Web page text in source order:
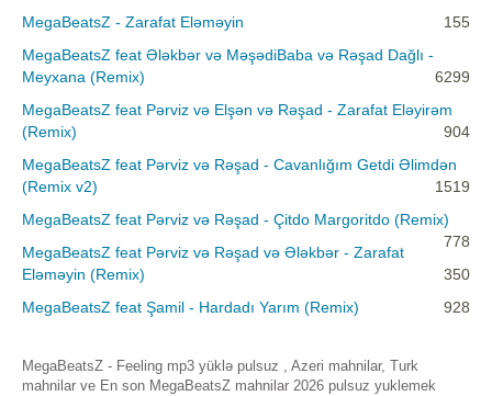
MegaBeatsZ - Zarafat Eləməyin
155
MegaBeatsZ feat Ələkbər və MəşədiBaba və Rəşad Dağlı -
Meyxana (Remix)
6299
MegaBeatsZ feat Pərviz və Elşən və Rəşad - Zarafat Eləyirəm
(Remix)
904
MegaBeatsZ feat Pərviz və Rəşad - Cavanlığım Getdi Əlimdən
(Remix v2)
1519
MegaBeatsZ feat Pərviz və Rəşad - Çitdo Margoritdo (Remix)
778
MegaBeatsZ feat Pərviz və Rəşad və Ələkbər - Zarafat
Eləməyin (Remix)
350
MegaBeatsZ feat Şamil - Hardadı Yarım (Remix)
928
MegaBeatsZ - Feeling mp3 yüklə pulsuz , Azeri mahnilar, Turk
mahnilar ve En son MegaBeatsZ mahnilar 2026 pulsuz yuklemek